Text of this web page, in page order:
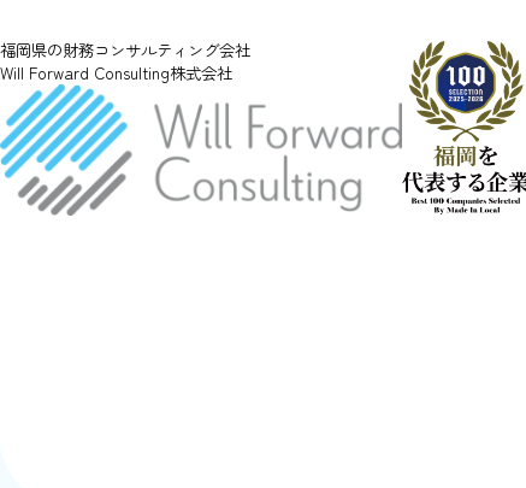
福岡県の財務コンサルティング会社
Will Forward Consulting株式会社